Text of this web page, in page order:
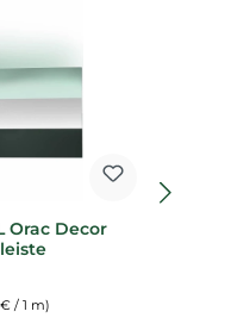
Orac Decor
/ 1 m)